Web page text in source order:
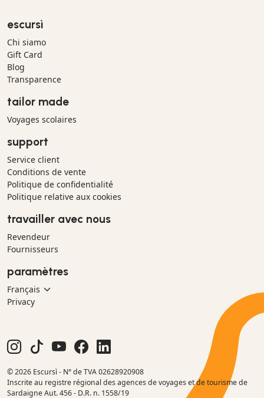
escursì
Chi siamo
Gift Card
Blog
Transparence
tailor made
Voyages scolaires
support
Service client
Conditions de vente
Politique de confidentialité
Politique relative aux cookies
travailler avec nous
Revendeur
Fournisseurs
paramètres
Privacy
© 2026 Escursì - N° de TVA 02628920908
Inscrite au registre régional des agences de voyages et de tourisme de
Sardaigne Aut. 456 - D.R. n. 1558/19